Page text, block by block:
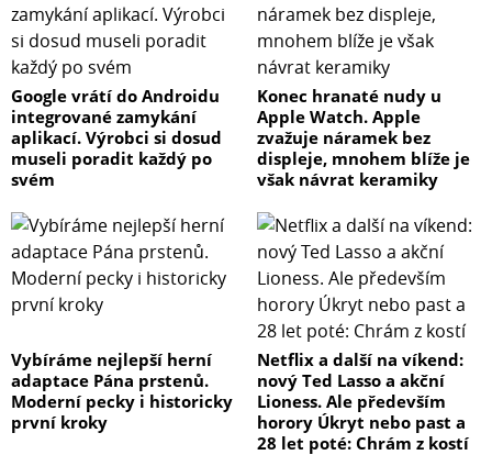
Google vrátí do Androidu
integrované zamykání
aplikací. Výrobci si dosud
museli poradit každý po
svém
Konec hranaté nudy u
Apple Watch. Apple
zvažuje náramek bez
displeje, mnohem blíže je
však návrat keramiky
Vybíráme nejlepší herní
adaptace Pána prstenů.
Moderní pecky i historicky
první kroky
Netflix a další na víkend:
nový Ted Lasso a akční
Lioness. Ale především
horory Úkryt nebo past a
28 let poté: Chrám z kostí